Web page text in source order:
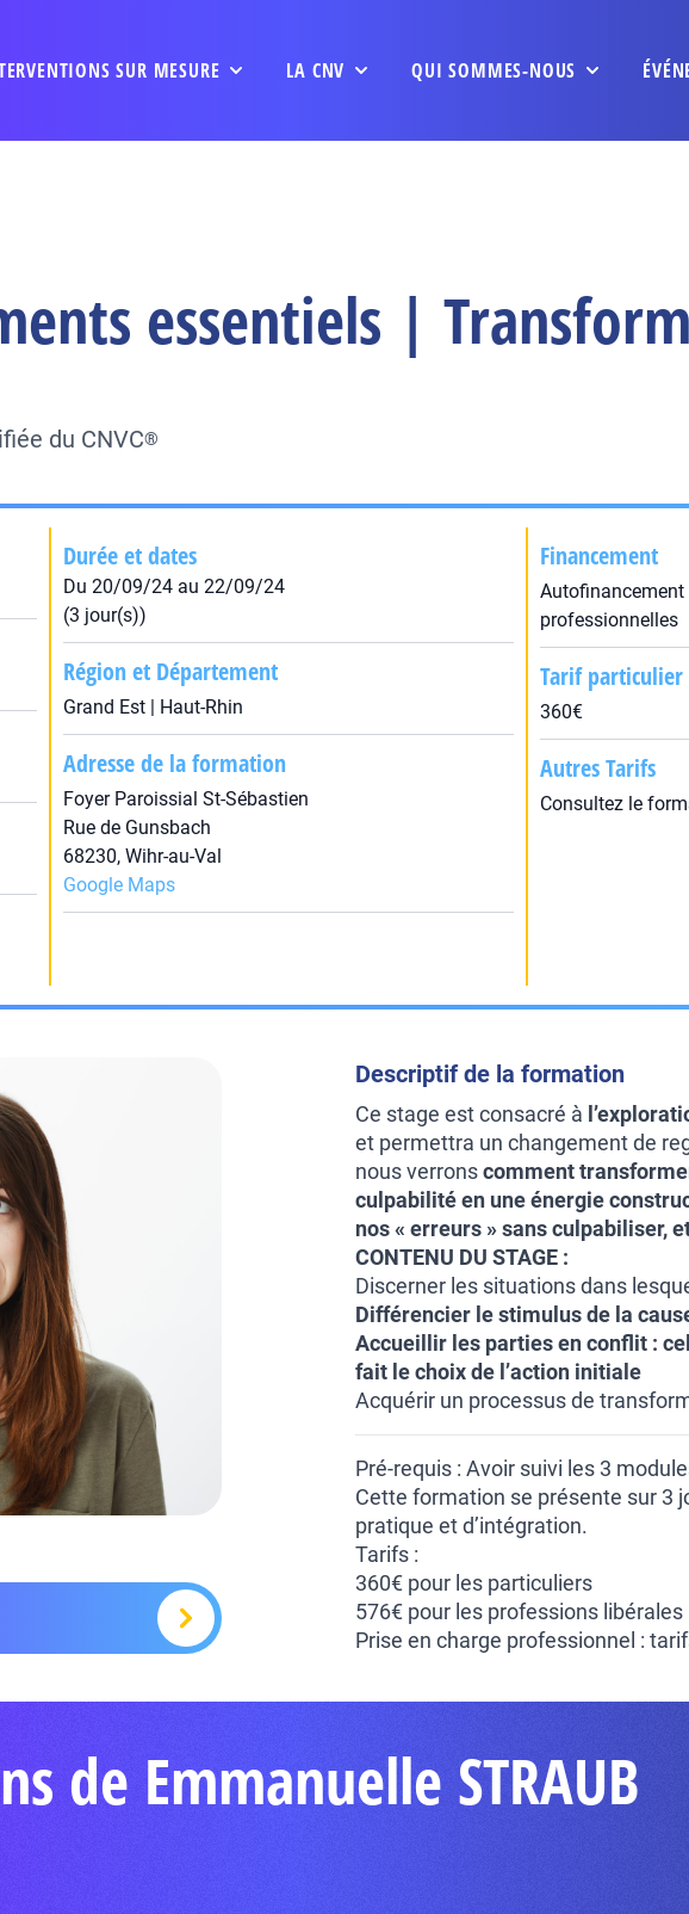
SUR MESURE LA CNV QUI SOMMES-NOUS
essentiels |
du CNVC®
Durée et dates
Du 20/09/24 au 22/09/24
(3 jour(s))
Région et Département
Grand Est | Haut-Rhin
Adresse de la formation
Foyer Paroissial St-Sébastien
Rue de Gunsbach
68230, Wihr-au-Val
Google Maps
Financement
Autofinancement
professionnelles
Tarif particulier
360€
Autres Tarifs
Consultez le
Descriptif de la formation
Ce stage est consacré à
et permettra un changement de
nous verronscomment
culpabilité en une énergie
nos « erreurs » sans culpabiliser,
CONTENU DU STAGE :
Discerner les situations dans
Différencier le stimulus de la
Accueillir les parties en conflit :
fait le choix de l’action initiale
Acquérir un processus de
Pré-requis : Avoir suivi les 3
Cette formation se présente sur 3
pratique et d’intégration.
Tarifs :
360€ pour les particuliers
576€ pour les professions libérales
Prise en charge professionnel :
de Emmanuelle STRAUB